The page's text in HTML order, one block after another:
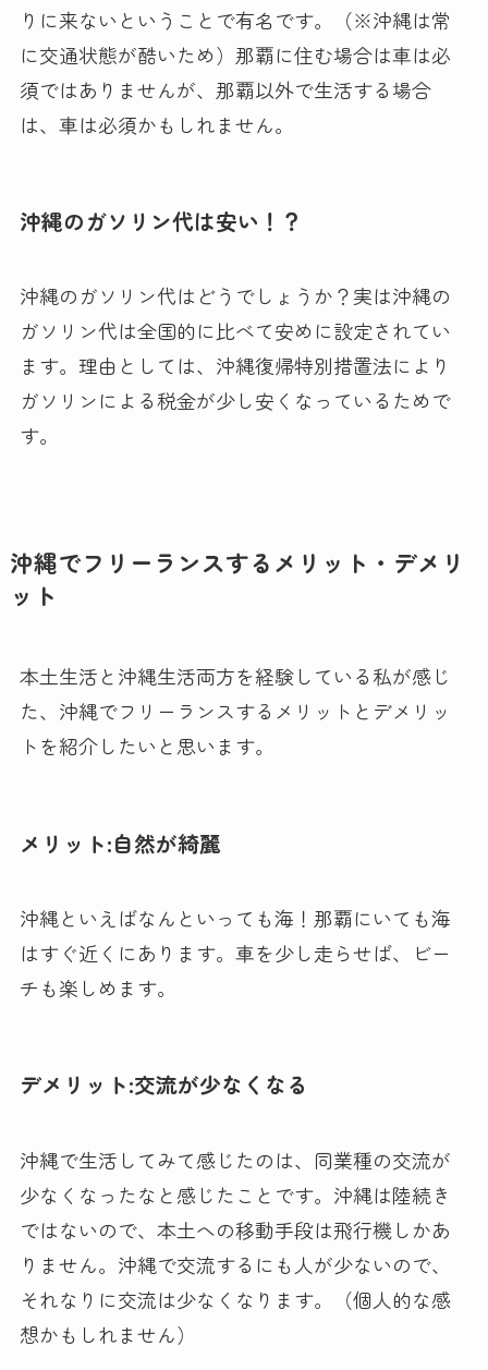
りに来ないということで有名です。（※沖縄は常
に交通状態が酷いため）那覇に住む場合は車は必
須ではありませんが、那覇以外で生活する場合
は、車は必須かもしれません。
沖縄のガソリン代は安い！？
沖縄のガソリン代はどうでしょうか？実は沖縄の
ガソリン代は全国的に比べて安めに設定されてい
ます。理由としては、沖縄復帰特別措置法により
ガソリンによる税金が少し安くなっているためで
す。
沖縄でフリーランスするメリット・デメリ
ット
本土生活と沖縄生活両方を経験している私が感じ
た、沖縄でフリーランスするメリットとデメリッ
トを紹介したいと思います。
メリット:自然が綺麗
沖縄といえばなんといっても海！那覇にいても海
はすぐ近くにあります。車を少し走らせば、ビー
チも楽しめます。
デメリット:交流が少なくなる
沖縄で生活してみて感じたのは、同業種の交流が
少なくなったなと感じたことです。沖縄は陸続き
ではないので、本土への移動手段は飛行機しかあ
りません。沖縄で交流するにも人が少ないので、
それなりに交流は少なくなります。（個人的な感
想かもしれません）